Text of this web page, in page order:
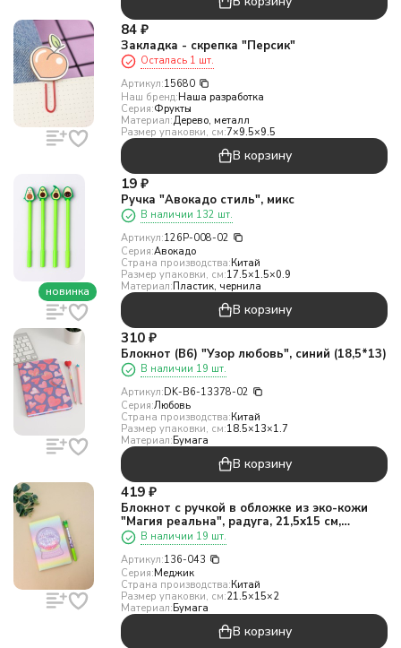
84 ₽
Закладка - скрепка "Персик"
Осталась 1 шт.
Артикул:15680
Наш бренд:Наша разработка
Серия:Фрукты
Материал:Дерево, металл
Размер упаковки, см:7×9.5×9.5
В корзину
новинка
19 ₽
Ручка "Авокадо стиль", микс
В наличии 132 шт.
Артикул:126P-008-02
Серия:Авокадо
Страна производства:Китай
Размер упаковки, см:17.5×1.5×0.9
Материал:Пластик, чернила
В корзину
310 ₽
Блокнот (B6) "Узор любовь", синий (18,5*13)
В наличии 19 шт.
Артикул:DK-B6-13378-02
Серия:Любовь
Страна производства:Китай
Размер упаковки, см:18.5×13×1.7
Материал:Бумага
В корзину
419 ₽
Блокнот c ручкой в обложке из эко-кожи
"Магия реальна", радуга, 21,5х15 см,
плотность 70 гр
В наличии 19 шт.
Артикул:136-043
Серия:Меджик
Страна производства:Китай
Размер упаковки, см:21.5×15×2
Материал:Бумага
В корзину